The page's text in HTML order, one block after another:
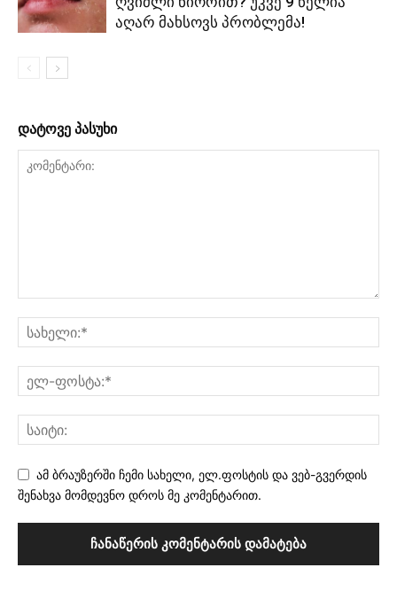
აღარ მახსოვს პრობლემა!
დატოვე პასუხი
ამ ბრაუზერში ჩემი სახელი, ელ.ფოსტის და ვებ-გვერდის
შენახვა მომდევნო დროს მე კომენტარით.